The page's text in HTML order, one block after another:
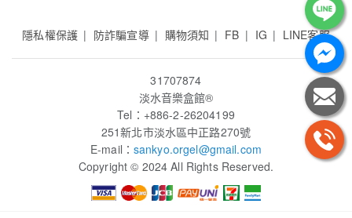
隱私權保護 防詐騙宣導 購物須知 FB IG LINE客服
31707874
淡水音樂盒館®
Tel：+886-2-26204199
251新北市淡水區中正路270號
E-mail： sankyo.orgel@gmail.com
Copyright © 2024 All Rights Reserved.